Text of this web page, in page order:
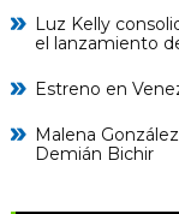
Luz Kelly
el lanzamiento
Estreno en
Malena
Demián Bichir